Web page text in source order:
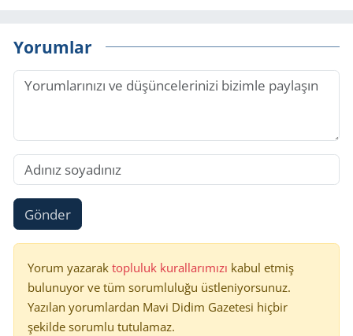
Yorumlar
Gönder
Yorum yazarak topluluk kurallarımızı kabul etmiş
bulunuyor ve tüm sorumluluğu üstleniyorsunuz.
Yazılan yorumlardan Mavi Didim Gazetesi hiçbir
şekilde sorumlu tutulamaz.